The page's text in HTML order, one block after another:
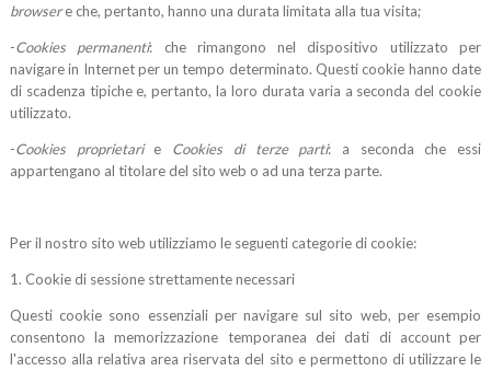
browsere che, pertanto, hanno una durata limitata alla tua visita;
-Cookies permanenti: che rimangono nel dispositivo utilizzato per
navigare in Internet per un tempo determinato. Questi cookie hanno date
di scadenza tipiche e, pertanto, la loro durata varia a seconda del cookie
utilizzato.
-Cookies proprietarie Cookies di terze parti: a seconda che essi
appartengano al titolare del sito web o ad una terza parte.
Per il nostro sito web utilizziamo le seguenti categorie di cookie:
1. Cookie di sessione strettamente necessari
Questi cookie sono essenziali per navigare sul sito web, per esempio
consentono la memorizzazione temporanea dei dati di account per
l'accesso alla relativa area riservata del sito e permettono di utilizzare le